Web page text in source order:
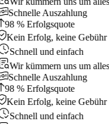
Schnelle Auszahlung
98 % Erfolgsquote
Kein Erfolg, keine Gebühr
Schnell und einfach
Wir kümmern uns um alles
Schnelle Auszahlung
98 % Erfolgsquote
Kein Erfolg, keine Gebühr
Schnell und einfach